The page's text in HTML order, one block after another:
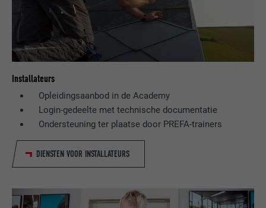
Installateurs
Opleidingsaanbod in de Academy
Login-gedeelte met technische documentatie
Ondersteuning ter plaatse door PREFA-trainers
DIENSTEN VOOR INSTALLATEURS